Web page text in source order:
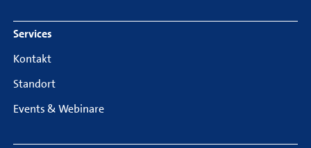
Services
Kontakt
Standort
Events & Webinare